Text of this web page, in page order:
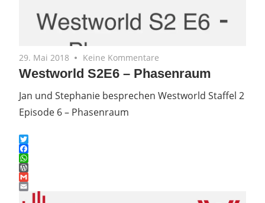
29. Mai 2018 Keine Kommentare
Westworld S2E6 – Phasenraum
Jan und Stephanie besprechen Westworld Staffel 2
Episode 6 – Phasenraum
Twitter
Facebook
WhatsApp
WordPress
Gmail
Email